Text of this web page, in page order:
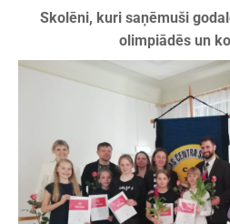
Skolēni, kuri saņēmuši
olimpiādēs un